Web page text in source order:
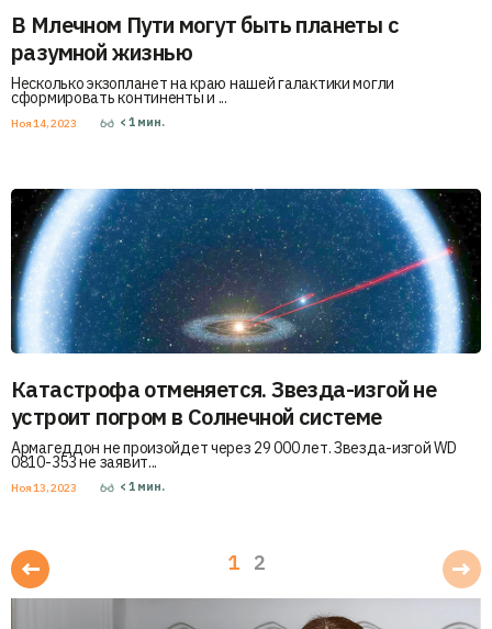
В Млечном Пути могут быть планеты с
разумной жизнью
Несколько экзопланет на краю нашей галактики могли
сформировать континенты и ...
Ноя 14, 2023 < 1 мин.
Катастрофа отменяется. Звезда-изгой не
устроит погром в Солнечной системе
Армагеддон не произойдет через 29 000 лет. Звезда-изгой WD
0810-353 не заявит...
Ноя 13, 2023 < 1 мин.
1 2